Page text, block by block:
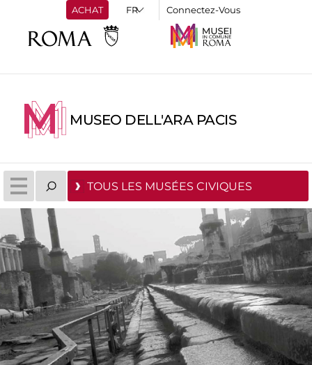
ACHAT Connectez-Vous
MUSEO DELL'ARA PACIS
TOUS LES MUSÉES CIVIQUES